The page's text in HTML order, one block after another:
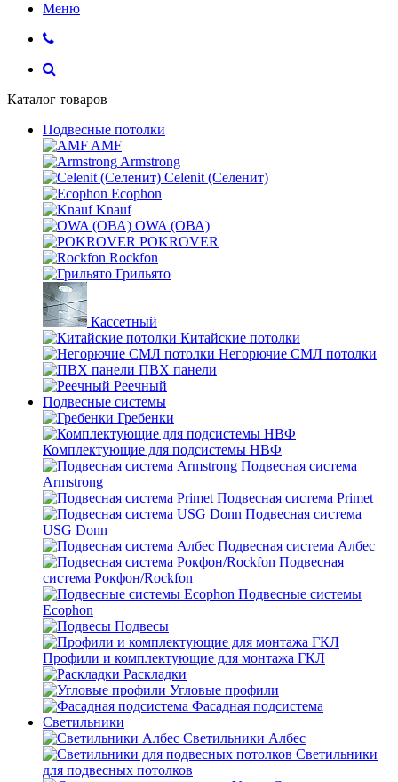
Меню
Каталог товаров
Подвесные потолки
AMF
Armstrong
Celenit (Селенит)
Ecophon
Knauf
OWA (ОВА)
POKROVER
Rockfon
Грильято
Кассетный
Китайские потолки
Негорючие СМЛ потолки
ПВХ панели
Реечный
Подвесные системы
Гребенки
Комплектующие для подсистемы НВФ
Подвесная система
Armstrong
Подвесная система Primet
Подвесная система
USG Donn
Подвесная система Албес
Подвесная
система Рокфон/Rockfon
Подвесные системы
Ecophon
Подвесы
Профили и комплектующие для монтажа ГКЛ
Раскладки
Угловые профили
Фасадная подсистема
Светильники
Светильники Албес
Светильники
для подвесных потолков